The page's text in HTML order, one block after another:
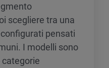
scegliere tra una
pensati
I modelli sono